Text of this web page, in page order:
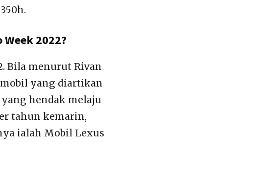
2022?
Bila menurut Rivan
yang diartikan
hendak melaju
tahun kemarin,
ialah Mobil Lexus